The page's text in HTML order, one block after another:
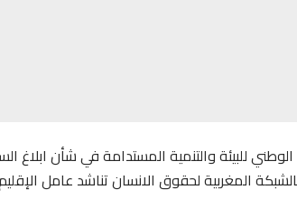
قانون الإطار 99/12من الميثاق الوطني للبيئة والتنمية المستدامة في شأن
المغربية لحقوق الانسان تناشد عامل